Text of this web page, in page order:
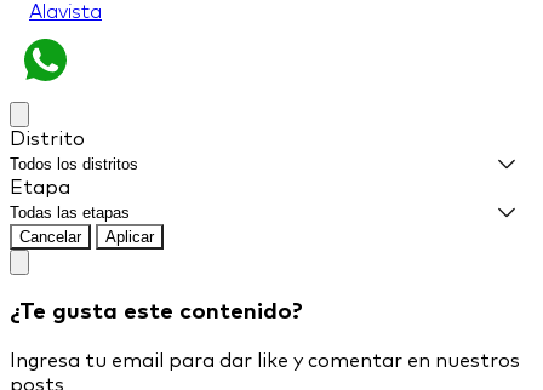
Alavista
Distrito
Etapa
Cancelar Aplicar
¿Te gusta este contenido?
Ingresa tu email para dar like y comentar en nuestros
posts